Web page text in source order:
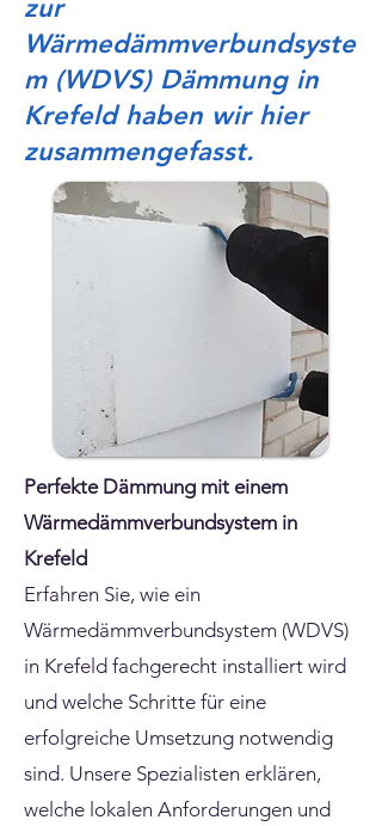
zur
Wärmedämmverbundsyste
m (WDVS) Dämmung in
Krefeld haben wir hier
zusammengefasst.
Perfekte Dämmung mit einem
Wärmedämmverbundsystem in
Krefeld
Erfahren Sie, wie ein
Wärmedämmverbundsystem (WDVS)
in Krefeld fachgerecht installiert wird
und welche Schritte für eine
erfolgreiche Umsetzung notwendig
sind. Unsere Spezialisten erklären,
welche lokalen Anforderungen und